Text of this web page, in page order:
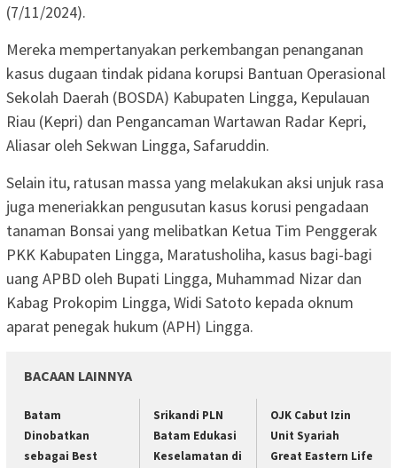
(7/11/2024).
Mereka mempertanyakan perkembangan penanganan
kasus dugaan tindak pidana korupsi Bantuan Operasional
Sekolah Daerah (BOSDA) Kabupaten Lingga, Kepulauan
Riau (Kepri) dan Pengancaman Wartawan Radar Kepri,
Aliasar oleh Sekwan Lingga, Safaruddin.
Selain itu, ratusan massa yang melakukan aksi unjuk rasa
juga meneriakkan pengusutan kasus korusi pengadaan
tanaman Bonsai yang melibatkan Ketua Tim Penggerak
PKK Kabupaten Lingga, Maratusholiha, kasus bagi-bagi
uang APBD oleh Bupati Lingga, Muhammad Nizar dan
Kabag Prokopim Lingga, Widi Satoto kepada oknum
aparat penegak hukum (APH) Lingga.
BACAAN LAINNYA
Batam
Dinobatkan
sebagai Best
Srikandi PLN
Batam Edukasi
Keselamatan di
OJK Cabut Izin
Unit Syariah
Great Eastern Life